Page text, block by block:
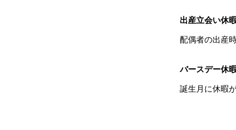
出産立会い休
配偶者の出産
バースデー休
誕生月に休暇